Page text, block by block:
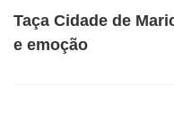
Taça Cidade de
e emoção